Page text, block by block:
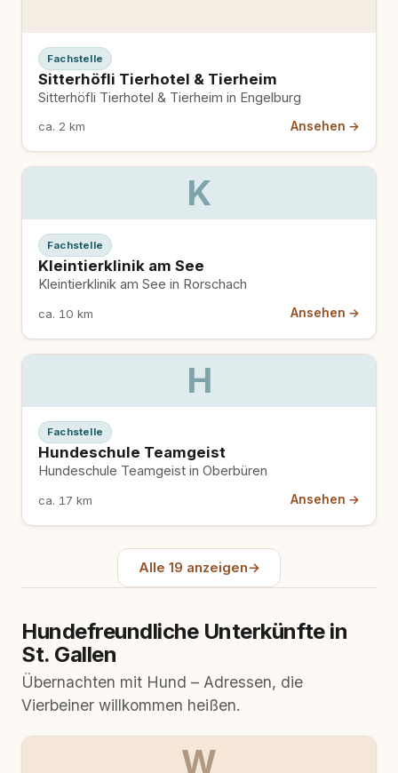
Fachstelle
Sitterhöfli Tierhotel & Tierheim
Sitterhöfli Tierhotel & Tierheim in Engelburg
ca. 2 km Ansehen →
K
Fachstelle
Kleintierklinik am See
Kleintierklinik am See in Rorschach
ca. 10 km Ansehen →
H
Fachstelle
Hundeschule Teamgeist
Hundeschule Teamgeist in Oberbüren
ca. 17 km Ansehen →
Alle 19 anzeigen→
Hundefreundliche Unterkünfte in
St. Gallen
Übernachten mit Hund – Adressen, die
Vierbeiner willkommen heißen.
W